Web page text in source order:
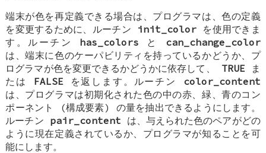
端末が色を再定義できる場合は、プログラマは、色の定義
を変更するために、ルーチン init_color を使用できま
す。ルーチン has_colors と can_change_color
は、端末に色のケーパビリティを持っているかどうか、プ
ログラマが色を変更できるかどうかに依存して、 TRUE ま
たは FALSE を返します。ルーチン color_content
は、プログラマは初期化された色の中の赤、緑、青のコン
ポーネント (構成要素) の量を抽出できるようにします。
ルーチン pair_content は、与えられた色のペアがどの
ように現在定義されているか、プログラマが知ることを可
能にします。